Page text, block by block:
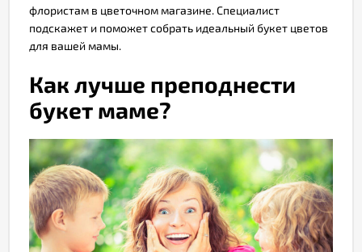
флористам в цветочном магазине. Специалист
подскажет и поможет собрать идеальный букет цветов
для вашей мамы.
Как лучше преподнести
букет маме?